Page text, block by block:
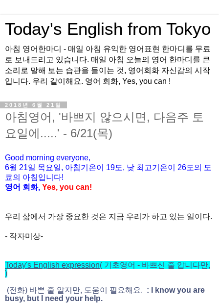
Today's English from Tokyo
아침 영어한마디 - 매일 아침 유익한 영어표현 한마디를 무료
로 보내드리고 있습니다. 매일 아침 오늘의 영어 한마디를 큰
소리로 말해 보는 습관을 들이는 것, 영어회화 자신감의 시작
입니다. 우리 같이해요. 영어 회화, Yes, you can !
2018년 6월 21일
아침영어, '바쁘지 않으시면, 다음주 토
요일에.....' - 6/21(목)
Good morning everyone,
6월 21일 목요일, 아침기온이 19도, 낮 최고기온이
26도의 도
쿄의 아침입니다!
영어 회화, Yes, you can!
우리 삶에서 가장 중요한 것은 지금 우리가 하고 있는 일이다.
- 작자미상-
Today's English expression( 기초영어 - 바쁘신 줄 압니다만,
)
(전화) 바쁜 줄 알지만, 도움이 필요해요. : I know you are
busy, but I need your help.